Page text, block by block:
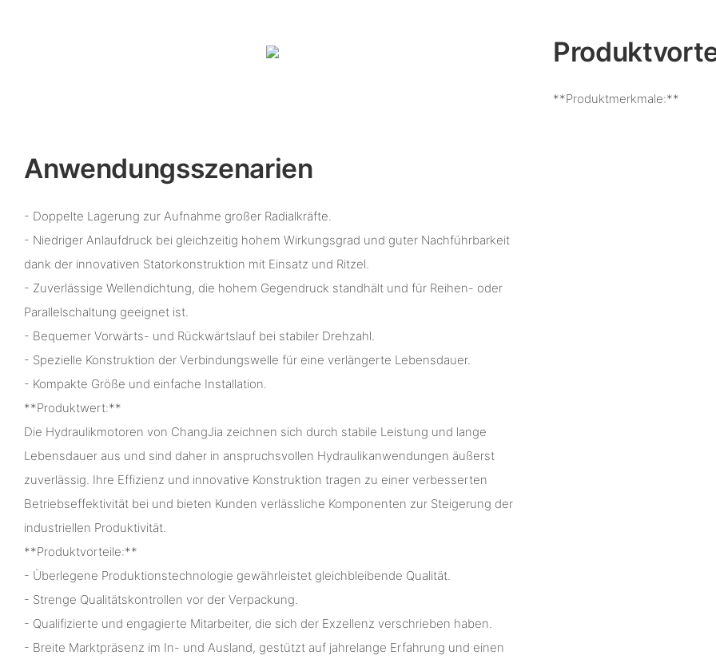
**Produktmerkmale:**
Anwendungsszenarien
- Doppelte Lagerung zur Aufnahme großer Radialkräfte.
- Niedriger Anlaufdruck bei gleichzeitig hohem Wirkungsgrad und guter Nachführbarkeit
dank der innovativen Statorkonstruktion mit Einsatz und Ritzel.
- Zuverlässige Wellendichtung, die hohem Gegendruck standhält und für Reihen- oder
Parallelschaltung geeignet ist.
- Bequemer Vorwärts- und Rückwärtslauf bei stabiler Drehzahl.
- Spezielle Konstruktion der Verbindungswelle für eine verlängerte Lebensdauer.
- Kompakte Größe und einfache Installation.
**Produktwert:**
Die Hydraulikmotoren von ChangJia zeichnen sich durch stabile Leistung und lange
Lebensdauer aus und sind daher in anspruchsvollen Hydraulikanwendungen äußerst
zuverlässig. Ihre Effizienz und innovative Konstruktion tragen zu einer verbesserten
Betriebseffektivität bei und bieten Kunden verlässliche Komponenten zur Steigerung der
industriellen Produktivität.
**Produktvorteile:**
- Überlegene Produktionstechnologie gewährleistet gleichbleibende Qualität.
- Strenge Qualitätskontrollen vor der Verpackung.
- Qualifizierte und engagierte Mitarbeiter, die sich der Exzellenz verschrieben haben.
- Breite Marktpräsenz im In- und Ausland, gestützt auf jahrelange Erfahrung und einen